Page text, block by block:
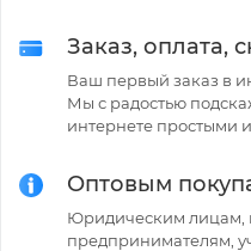
Заказ, оплата,
Ваш первый заказ в
Мы с радостью
интернете простыми
Оптовым
Юридическим лицам,
предпринимателям,